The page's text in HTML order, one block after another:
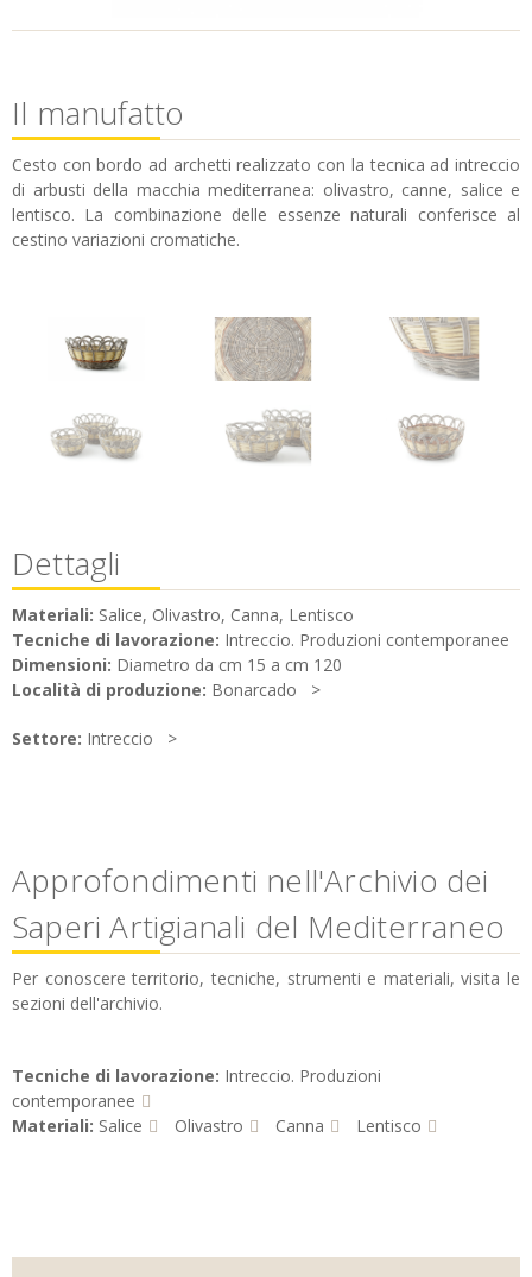
Il manufatto
Cesto con bordo ad archetti realizzato con la tecnica ad intreccio
di arbusti della macchia mediterranea: olivastro, canne, salice e
lentisco. La combinazione delle essenze naturali conferisce al
cestino variazioni cromatiche.
Dettagli
Materiali: Salice, Olivastro, Canna, Lentisco
Tecniche di lavorazione: Intreccio. Produzioni contemporanee
Dimensioni: Diametro da cm 15 a cm 120
Località di produzione: Bonarcado
Settore: Intreccio
Approfondimenti nell'Archivio dei
Saperi Artigianali del Mediterraneo
Per conoscere territorio, tecniche, strumenti e materiali, visita le
sezioni dell'archivio.
Tecniche di lavorazione: Intreccio. Produzioni
contemporanee
Materiali: Salice Olivastro Canna Lentisco